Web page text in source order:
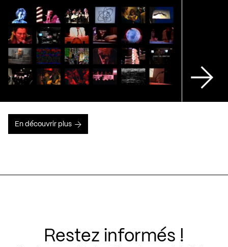
En découvrir plus
Restez informés !